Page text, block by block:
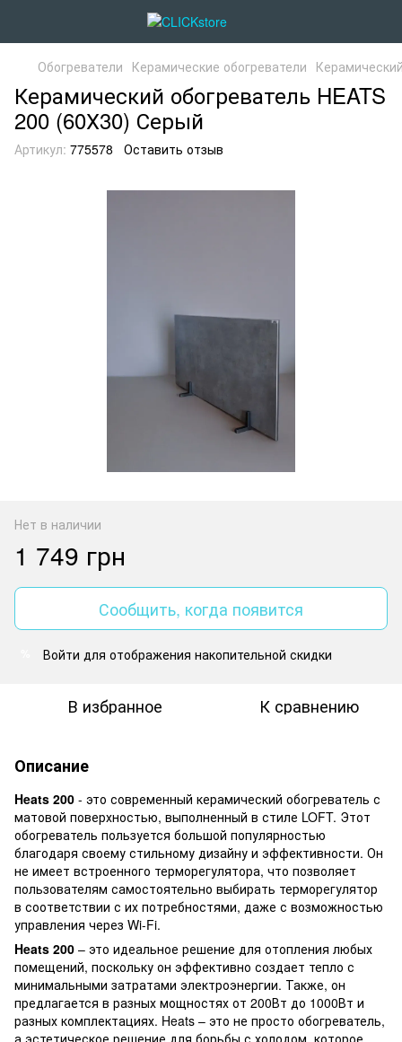
Обогреватели Керамические обогреватели
Керамический обогреватель HEATS
200 (60Х30) Серый
Артикул: 775578 Оставить отзыв
Нет в наличии
1 749 грн
Сообщить, когда появится
Войти для отображения накопительной скидки
В избранное К сравнению
Описание
Heats 200 - это современный керамический обогреватель с
матовой поверхностью, выполненный в стиле LOFT. Этот
обогреватель пользуется большой популярностью
благодаря своему стильному дизайну и эффективности. Он
не имеет встроенного терморегулятора, что позволяет
пользователям самостоятельно выбирать терморегулятор
в соответствии с их потребностями, даже с возможностью
управления через Wi-Fi.
Heats 200 – это идеальное решение для отопления любых
помещений, поскольку он эффективно создает тепло с
минимальными затратами электроэнергии. Также, он
предлагается в разных мощностях от 200Вт до 1000Вт и
разных комплектациях. Heats – это не просто обогреватель,
а эстетическое решение для борьбы с холодом, которое